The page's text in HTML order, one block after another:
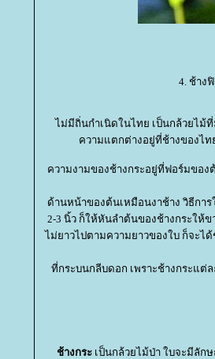
4. ช้าง
ไม่มีถิ่นกำเนิดในไทย เป็นกล้วยไม้
ความแตกต่างอยู่ที่ช้างของไท
ความงามของช้างกระอยู่ที่ฟอร์มขอ
ด้านหน้าของต้นเหมือนงาช้าง วิธีกา
2-3 นิ้ว ก็ให้หันลำต้นของช้างกระให้
ไม่ยาวไปตามความยาวของใบ ก็จะ
ที่กระบนกลีบดอก เพราะช้างกระแ
ช้างกระเป็นกล้วยไม้ป่า ใบจะมีลัก